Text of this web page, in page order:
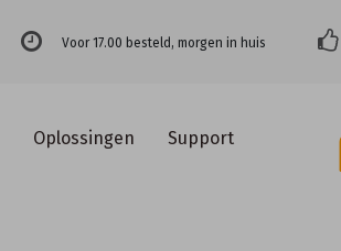
Voor 17.00 besteld, morgen in huis
Oplossingen Support